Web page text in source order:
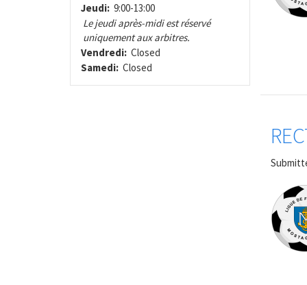
Jeudi: 9:00-13:00
Le jeudi après-midi est réservé
uniquement aux arbitres.
Vendredi: Closed
Samedi: Closed